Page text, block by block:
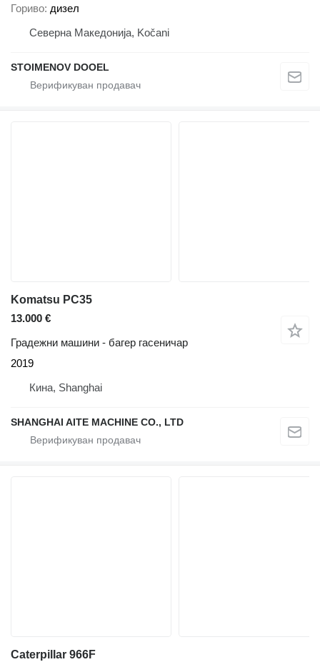
Гориво дизел
Северна Македонија, Kočani
STOIMENOV DOOEL
Komatsu PC35
13.000 €
Градежни машини - багер гасеничар
2019
Кина, Shanghai
SHANGHAI AITE MACHINE CO., LTD
Caterpillar 966F